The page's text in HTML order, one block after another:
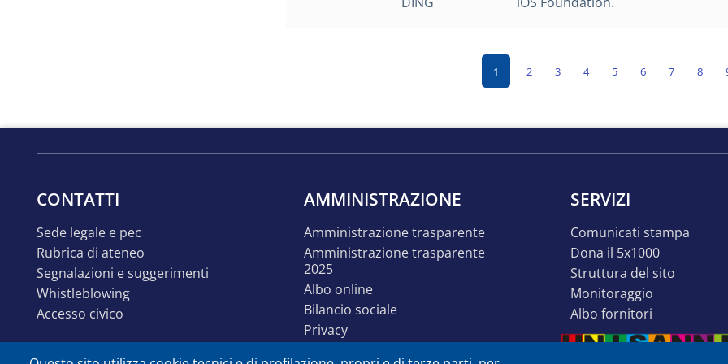
Pagina
attuale
1 Page
2 Page
3 Page
4 Page
5 Page
6 Page
7 Page
8
CONTATTI
sede legale e pec
rubrica di ateneo
segnalazioni e suggerimenti
whistleblowing
accesso civico
AMMINISTRAZIONE
amministrazione trasparente
amministrazione trasparente
2025
albo online
bilancio sociale
privacy
SERVIZI
comunicati stampa
dona il 5x1000
struttura del sito
monitoraggio
albo fornitori